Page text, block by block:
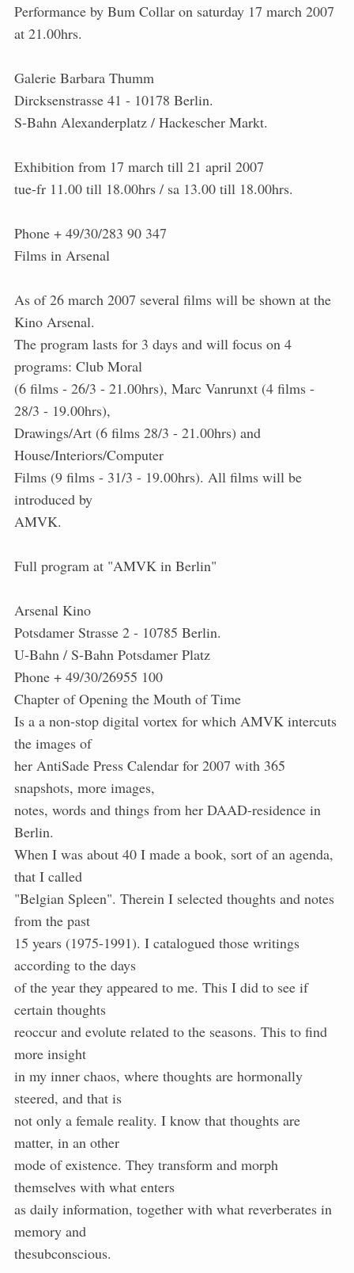
Performance by Bum Collar on saturday 17 march 2007
at 21.00hrs.
Galerie Barbara Thumm
Dircksenstrasse 41 - 10178 Berlin.
S-Bahn Alexanderplatz / Hackescher Markt.
Exhibition from 17 march till 21 april 2007
tue-fr 11.00 till 18.00hrs / sa 13.00 till 18.00hrs.
Phone + 49/30/283 90 347
Films in Arsenal
As of 26 march 2007 several films will be shown at the
Kino Arsenal.
The program lasts for 3 days and will focus on 4
programs: Club Moral
(6 films - 26/3 - 21.00hrs), Marc Vanrunxt (4 films -
28/3 - 19.00hrs),
Drawings/Art (6 films 28/3 - 21.00hrs) and
House/Interiors/Computer
Films (9 films - 31/3 - 19.00hrs). All films will be
introduced by
AMVK.
Full program at "AMVK in Berlin"
Arsenal Kino
Potsdamer Strasse 2 - 10785 Berlin.
U-Bahn / S-Bahn Potsdamer Platz
Phone + 49/30/26955 100
Chapter of Opening the Mouth of Time
Is a a non-stop digital vortex for which AMVK intercuts
the images of
her AntiSade Press Calendar for 2007 with 365
snapshots, more images,
notes, words and things from her DAAD-residence in
Berlin.
When I was about 40 I made a book, sort of an agenda,
that I called
"Belgian Spleen". Therein I selected thoughts and notes
from the past
15 years (1975-1991). I catalogued those writings
according to the days
of the year they appeared to me. This I did to see if
certain thoughts
reoccur and evolute related to the seasons. This to find
more insight
in my inner chaos, where thoughts are hormonally
steered, and that is
not only a female reality. I know that thoughts are
matter, in an other
mode of existence. They transform and morph
themselves with what enters
as daily information, together with what reverberates in
memory and
thesubconscious.